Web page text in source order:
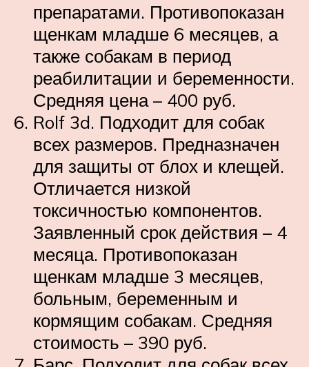
препаратами. Противопоказан
щенкам младше 6 месяцев, а
также собакам в период
реабилитации и беременности.
Средняя цена – 400 руб.
Rolf 3d. Подходит для собак
всех размеров. Предназначен
для защиты от блох и клещей.
Отличается низкой
токсичностью компонентов.
Заявленный срок действия – 4
месяца. Противопоказан
щенкам младше 3 месяцев,
больным, беременным и
кормящим собакам. Средняя
стоимость – 390 руб.